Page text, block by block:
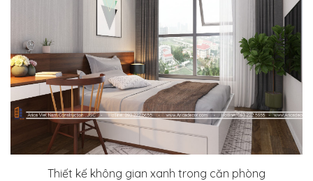
Thiết kế không gian xanh trong căn phòng